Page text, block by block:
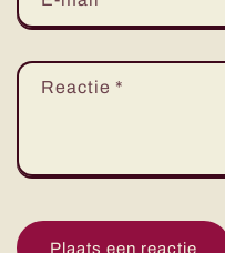
Reactie *